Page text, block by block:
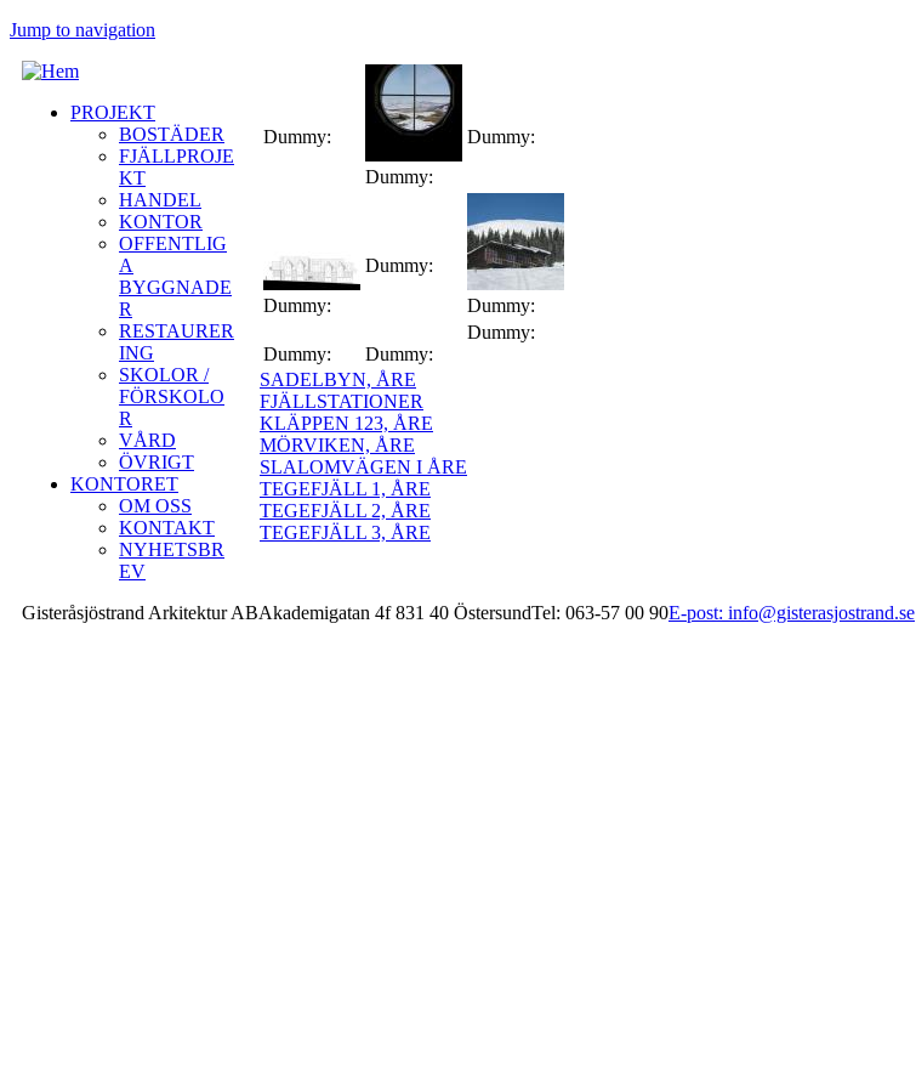
Jump to navigation
Dummy:
Dummy:
Dummy:
Dummy:
Dummy:
Dummy:
Dummy: Dummy:
Dummy:
SADELBYN, ÅRE
FJÄLLSTATIONER
KLÄPPEN 123, ÅRE
MÖRVIKEN, ÅRE
SLALOMVÄGEN I ÅRE
TEGEFJÄLL 1, ÅRE
TEGEFJÄLL 2, ÅRE
TEGEFJÄLL 3, ÅRE
PROJEKT
BOSTÄDER
FJÄLLPROJE
KT
HANDEL
KONTOR
OFFENTLIG
A
BYGGNADE
R
RESTAURER
ING
SKOLOR /
FÖRSKOLO
R
VÅRD
ÖVRIGT
KONTORET
OM OSS
KONTAKT
NYHETSBR
EV
Gisteråsjöstrand Arkitektur ABAkademigatan 4f 831 40 ÖstersundTel: 063-57 00 90E-post: info@gisterasjostrand.se